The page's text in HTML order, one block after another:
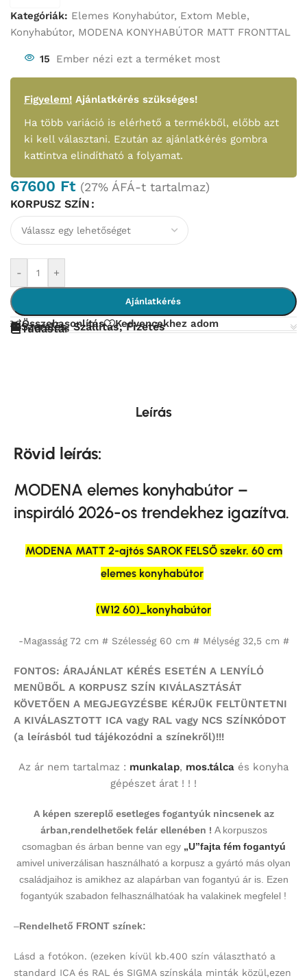
Kategóriák: Elemes Konyhabútor, Extom Meble,
Konyhabútor, MODENA KONYHABÚTOR MATT FRONTTAL
15 Ember nézi ezt a terméket most
Figyelem! Ajánlatkérés szükséges!
Ha több variáció is elérhető a termékből, előbb azt
ki kell választani. Ezután az ajánlatkérés gombra
kattintva elindítható a folyamat.
67600 Ft (27% ÁFÁ-t tartalmaz)
KORPUSZ SZÍN
- +
Ajánlatkérés
Összehasonlítás Kedvencekhez adom
Szerelés, Szállítás, Fizetés
Tudástár
Leírás
Rövid leírás:
MODENA elemes konyhabútor –
inspiráló 2026-os trendekhez igazítva.
MODENA MATT 2-ajtós SAROK FELSŐ szekr. 60 cm
elemes konyhabútor
(W12 60)_konyhabútor
-Magasság 72 cm # Szélesség 60 cm # Mélység 32,5 cm #
FONTOS: ÁRAJÁNLAT KÉRÉS ESETÉN A LENYÍLÓ
MENÜBŐL A KORPUSZ SZÍN KIVÁLASZTÁSÁT
KÖVETŐEN A MEGJEGYZÉSBE KÉRJÜK FELTÜNTETNI
A KIVÁLASZTOTT ICA vagy RAL vagy NCS SZÍNKÓDOT
(a leírásból tud tájékozódni a színekről)!!!
Az ár nem tartalmaz : munkalap, mos.tálca és konyha
gépészet árat ! ! !
A képen szereplő esetleges fogantyúk nincsenek az
árban,rendelhetőek felár ellenében ! A korpuszos
csomagban és árban benne van egy „U”fajta fém fogantyú
amivel univerzálisan használható a korpusz a gyártó más olyan
családjaihoz is amikhez az alapárban van fogantyú ár is. Ezen
fogantyúk szabadon felhasználhatóak ha valakinek megfelel !
–Rendelhető FRONT színek:
Lásd a fotókon. (ezeken kívül kb.400 szín választható a
standard ICA és RAL és SIGMA színskála minták közül,ezen